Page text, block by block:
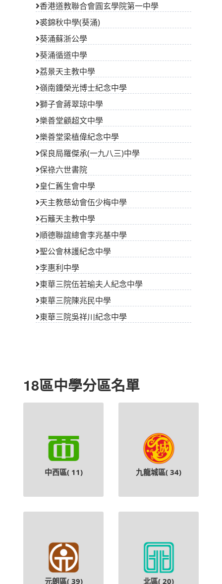
香港道教聯合會圓玄學院第一中學
裘錦秋中學(葵涌)
葵涌蘇浙公學
葵涌循道中學
荔景天主教中學
嶺南鍾榮光博士紀念中學
獅子會蔣翠琼中學
樂善堂顧超文中學
樂善堂梁植偉紀念中學
保良局羅傑承(一九八三)中學
保祿六世書院
皇仁舊生會中學
天主教慈幼會伍少梅中學
石籬天主教中學
順德聯誼總會李兆基中學
聖公會林護紀念中學
李惠利中學
東華三院伍若瑜夫人紀念中學
東華三院陳兆民中學
東華三院吳祥川紀念中學
18區中學分區名單
中西區( 11) 九龍城區( 34)
元朗區( 39) 北區( 20)